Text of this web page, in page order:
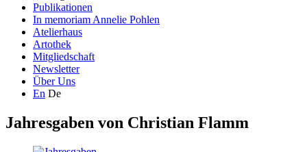
Publikationen
In memoriam Annelie Pohlen
Atelierhaus
Artothek
Mitgliedschaft
Newsletter
Über Uns
En De
Jahresgaben von Christian Flamm